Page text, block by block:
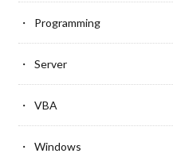
Programming
Server
VBA
Windows